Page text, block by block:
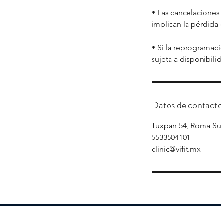
• Las
implican la
• Si la
Datos de
Tuxpan 54, Roma
5533504101
clinic@vifit.mx